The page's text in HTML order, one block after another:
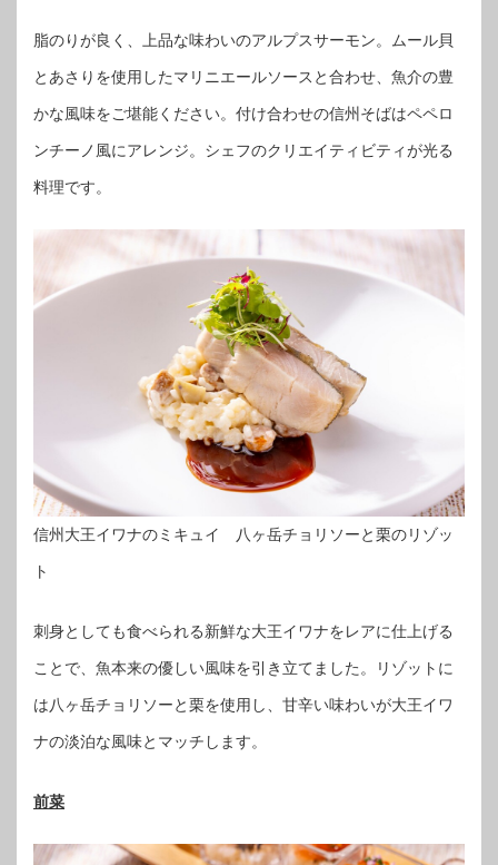
脂のりが良く、上品な味わいのアルプスサーモン。ムール貝
とあさりを使用したマリニエールソースと合わせ、魚介の豊
かな風味をご堪能ください。付け合わせの信州そばはペペロ
ンチーノ風にアレンジ。シェフのクリエイティビティが光る
料理です。
信州大王イワナのミキュイ 八ヶ岳チョリソーと栗のリゾッ
ト
刺身としても食べられる新鮮な大王イワナをレアに仕上げる
ことで、魚本来の優しい風味を引き立てました。リゾットに
は八ヶ岳チョリソーと栗を使用し、甘辛い味わいが大王イワ
ナの淡泊な風味とマッチします。
前菜